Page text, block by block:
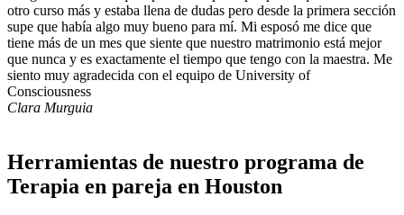
otro curso más y estaba llena de dudas pero desde la primera sección
supe que había algo muy bueno para mí. Mi esposó me dice que
tiene más de un mes que siente que nuestro matrimonio está mejor
que nunca y es exactamente el tiempo que tengo con la maestra. Me
siento muy agradecida con el equipo de University of
Consciousness
Clara Murguia
Herramientas de nuestro programa de
Terapia en pareja en Houston